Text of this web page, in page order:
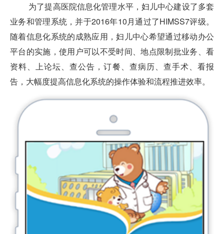
为了提高医院信息化管理水平，妇儿中心建设了多套
业务和管理系统，并于2016年10月通过了HIMSS7评级。
随着信息化系统的成熟应用，妇儿中心希望通过移动办公
平台的实施，使用户可以不受时间、地点限制批业务、看
资料、上论坛、查公告，订餐、查病历、查手术、看报
告，大幅度提高信息化系统的操作体验和流程推进效率。